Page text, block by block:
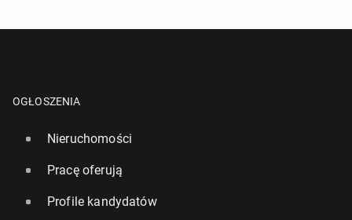
OGŁOSZENIA
Nieruchomości
Pracę oferują
Profile kandydatów